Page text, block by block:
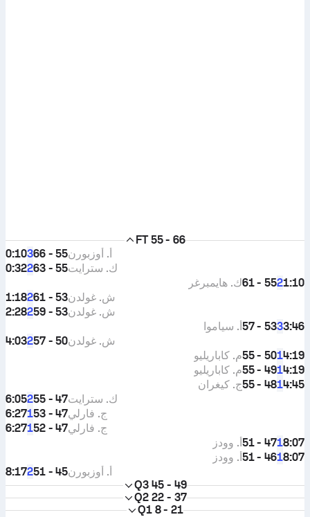
FT 55 - 66
0:103 55 - 66أ. أوزبورن
0:322 55 - 63ك. سترايت
1:10
2
55 - 61
ك. هايمبرغر
1:182 53 - 61ش. غولدن
2:282 53 - 59ش. غولدن
3:46
3
53 - 57
أ. سياموا
4:032 50 - 57ش. غولدن
4:19
1
50 - 55
م. كاباريليو
4:19
1
49 - 55
م. كاباريليو
4:45
1
48 - 55
ج. كيغران
6:052 47 - 55ك. سترايت
6:271 47 - 53ج. فارلي
6:271 47 - 52ج. فارلي
8:07
1
47 - 51
أ. وودز
8:07
1
46 - 51
أ. وودز
8:172 45 - 51أ. أوزبورن
Q3 45 - 49
Q2 22 - 37
Q1 8 - 21